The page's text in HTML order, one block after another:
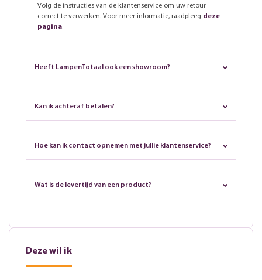
Volg de instructies van de klantenservice om uw retour
correct te verwerken. Voor meer informatie, raadpleeg deze
pagina.
Heeft LampenTotaal ook een showroom?
Kan ik achteraf betalen?
Hoe kan ik contact opnemen met jullie klantenservice?
Wat is de levertijd van een product?
Deze wil ik